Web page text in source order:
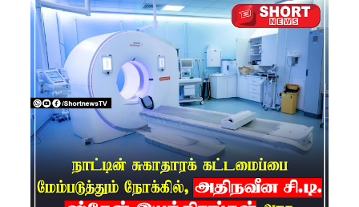
வர்த்தமா
னியில்
வெளியா
னது
22வது
அரசியல
மைப்புத்